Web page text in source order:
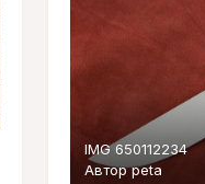
IMG 650112234
Авторpeta